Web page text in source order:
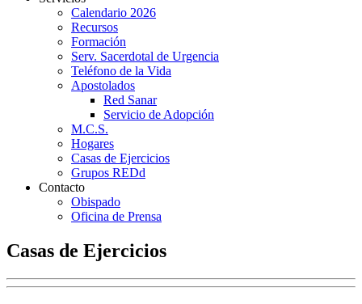
Calendario 2026
Recursos
Formación
Serv. Sacerdotal de Urgencia
Teléfono de la Vida
Apostolados
Red Sanar
Servicio de Adopción
M.C.S.
Hogares
Casas de Ejercicios
Grupos REDd
Contacto
Obispado
Oficina de Prensa
Casas de Ejercicios